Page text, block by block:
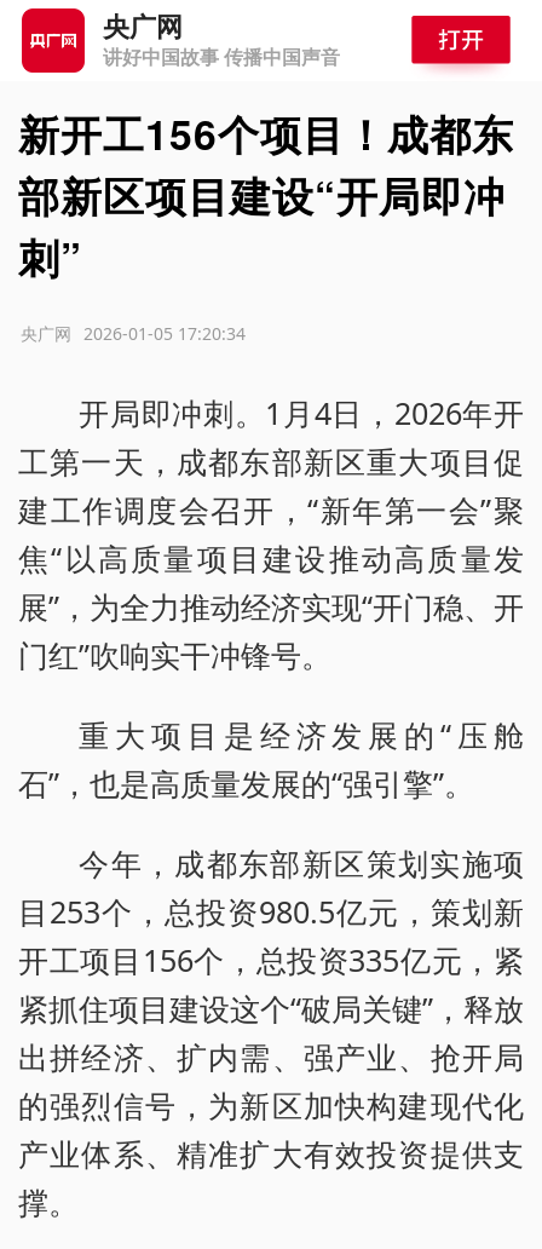
央广网
讲好中国故事 传播中国声音
新开工156个项目！成都东
部新区项目建设“开局即冲
刺”
2026-01-05 17:20:34
央广网
开局即冲刺。1月4日，2026年开
工第一天，成都东部新区重大项目促
建工作调度会召开，“新年第一会”聚
焦“以高质量项目建设推动高质量发
展”，为全力推动经济实现“开门稳、开
门红”吹响实干冲锋号。
重大项目是经济发展的“压舱
石”，也是高质量发展的“强引擎”。
今年，成都东部新区策划实施项
目253个，总投资980.5亿元，策划新
开工项目156个，总投资335亿元，紧
紧抓住项目建设这个“破局关键”，释放
出拼经济、扩内需、强产业、抢开局
的强烈信号，为新区加快构建现代化
产业体系、精准扩大有效投资提供支
撑。